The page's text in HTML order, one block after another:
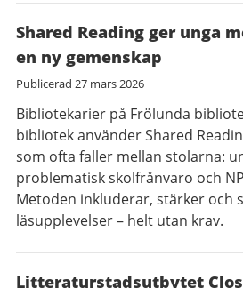
Shared Reading ger unga
en ny gemenskap
Publicerad 27 mars 2026
Bibliotekarier på Frölunda
bibliotek använder Shared
som ofta faller mellan stolarna:
problematisk skolfrånvaro och
Metoden inkluderar, stärker och
läsupplevelser – helt utan krav.
Litteraturstadsutbytet